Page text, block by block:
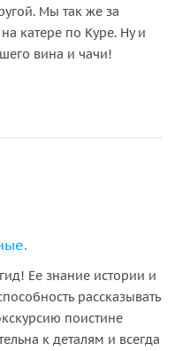
Мы так же за
катере по Куре. Ну и
вина и чачи!
Ее знание истории и
рассказывать
поистине
к деталям и всегда